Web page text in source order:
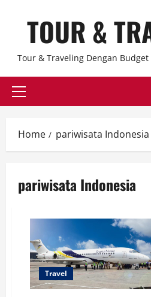
TOUR &
Tour & Traveling Dengan
Primary
Home pariwisata Indonesia
pariwisata Indonesia
Travel